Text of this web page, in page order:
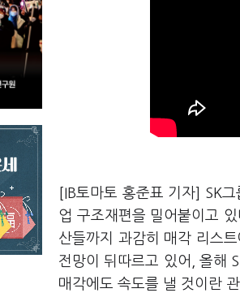
[IB토마토 홍준표 기자] SK
업 구조재편을 밀어붙이고
산들까지 과감히 매각 리스
전망이 뒤따르고 있어, 올해
매각에도 속도를 낼 것이란